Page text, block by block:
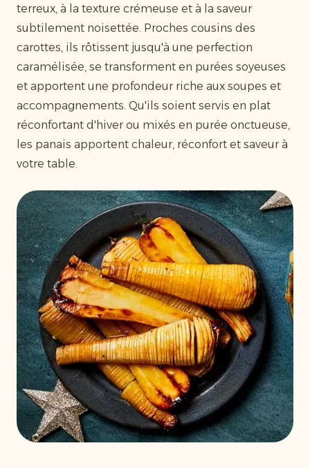
terreux, à la texture crémeuse et à la saveur
subtilement noisettée. Proches cousins des
carottes, ils rôtissent jusqu'à une perfection
caramélisée, se transforment en purées soyeuses
et apportent une profondeur riche aux soupes et
accompagnements. Qu'ils soient servis en plat
réconfortant d'hiver ou mixés en purée onctueuse,
les panais apportent chaleur, réconfort et saveur à
votre table.